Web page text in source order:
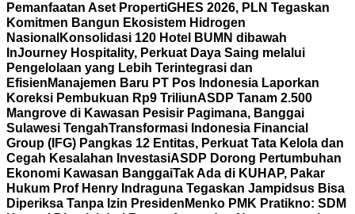
Pemanfaatan Aset PropertiGHES 2026, PLN Tegaskan
Komitmen Bangun Ekosistem Hidrogen
Nasional Konsolidasi 120 Hotel BUMN dibawah
InJourney Hospitality, Perkuat Daya Saing melalui
Pengelolaan yang Lebih Terintegrasi dan
Efisien Manajemen Baru PT Pos Indonesia Laporkan
Koreksi Pembukuan Rp9 TriliunASDP Tanam 2.500
Mangrove di Kawasan Pesisir Pagimana, Banggai
Sulawesi TengahTransformasi Indonesia Financial
Group (IFG) Pangkas 12 Entitas, Perkuat Tata Kelola dan
Cegah Kesalahan InvestasiASDP Dorong Pertumbuhan
Ekonomi Kawasan BanggaiTak Ada di KUHAP, Pakar
Hukum Prof Henry Indraguna Tegaskan Jampidsus Bisa
Diperiksa Tanpa Izin Presiden Menko PMK Pratikno: SDM